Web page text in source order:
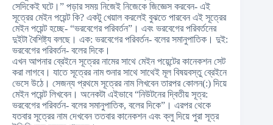
সেদিকেই ঘটে।” পড়ার সময় নিজেই নিজেকে জিজ্ঞেস করবেন- এই
সূত্রের মেইন পয়েন্ট কি? একটু খেয়াল করলেই বুঝতে পারবেন এই সূত্রের
মেইন পয়েন্ট হচ্ছে- “ভরবেগের পরিবর্তন”। এবং ভরবেগের পরিবর্তনের
দুইটা বৈশিষ্ট্য বলছে। এক: ভরবেগের পরিবর্তন- বলের সমানুপাতিক। দুই:
ভরবেগের পরিবর্তন- বলের দিকে।
এখন আপনার ব্রেইনে সূত্রের নামের সাথে মেইন পয়েন্টের কানেকশন সেট
করা লাগবে। যাতে সূত্রের নাম শুনার সাথে সাথেই মূল বিষয়বস্তু ব্রেইনে
ভেসে উঠে। সেজন্য প্রথমে সূত্রের নাম লিখবেন তারপর কোলন(:) দিয়ে
মেইন পয়েন্ট লিখবেন। অনেকটা এইভাবে “নিউটনের দ্বিতীয় সূত্র:
ভরবেগের পরিবর্তন- বলের সমানুপাতিক, বলের দিকে”। এরপর থেকে
যতবার সূত্রের নাম দেখবেন ততবার কানেকশন এবং ক্লু দিয়ে পুরা সূত্র